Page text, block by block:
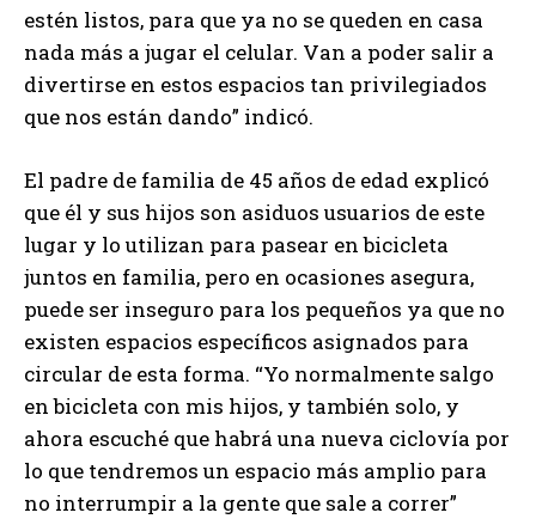
estén listos, para que ya no se queden en casa
nada más a jugar el celular. Van a poder salir a
divertirse en estos espacios tan privilegiados
que nos están dando” indicó.
El padre de familia de 45 años de edad explicó
que él y sus hijos son asiduos usuarios de este
lugar y lo utilizan para pasear en bicicleta
juntos en familia, pero en ocasiones asegura,
puede ser inseguro para los pequeños ya que no
existen espacios específicos asignados para
circular de esta forma. “Yo normalmente salgo
en bicicleta con mis hijos, y también solo, y
ahora escuché que habrá una nueva ciclovía por
lo que tendremos un espacio más amplio para
no interrumpir a la gente que sale a correr”